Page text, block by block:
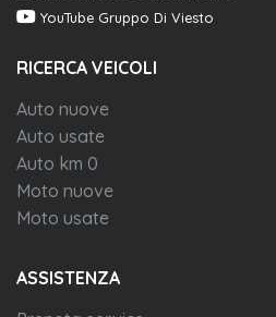
YouTube Gruppo Di Viesto
RICERCA VEICOLI
Auto nuove
Auto usate
Auto km 0
Moto nuove
Moto usate
ASSISTENZA